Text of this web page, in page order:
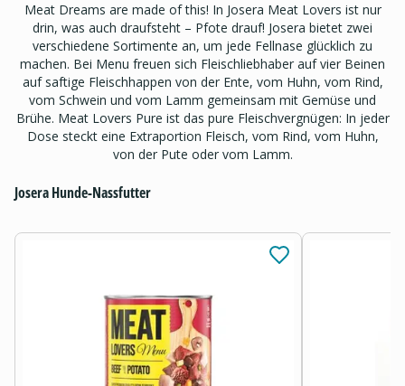
Meat Dreams are made of this! In Josera Meat Lovers ist nur
drin, was auch draufsteht – Pfote drauf! Josera bietet zwei
verschiedene Sortimente an, um jede Fellnase glücklich zu
machen. Bei Menu freuen sich Fleischliebhaber auf vier Beinen
auf saftige Fleischhappen von der Ente, vom Huhn, vom Rind,
vom Schwein und vom Lamm gemeinsam mit Gemüse und
Brühe. Meat Lovers Pure ist das pure Fleischvergnügen: In jeder
Dose steckt eine Extraportion Fleisch, vom Rind, vom Huhn,
von der Pute oder vom Lamm.
Josera Hunde-Nassfutter